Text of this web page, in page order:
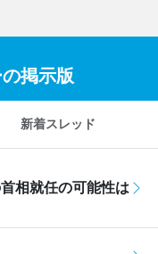
掲示版
新着スレッド
相就任の可能性は